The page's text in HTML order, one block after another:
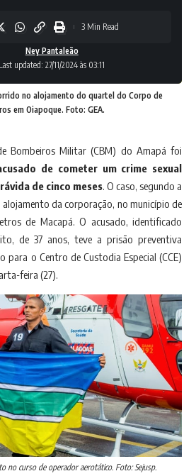
updated: 27/11/2024 às 03:11
Ney Pantaleão
3 Min Read
no alojamento do quartel do Corpo de
em Oiapoque. Foto: GEA.
Bombeiros Militar (CBM) do Amapá foi
de cometer um crime sexual
de cinco meses. O caso, segundo a
da corporação, no município de
de Macapá. O acusado, identificado
de 37 anos, teve a prisão preventiva
o Centro de Custodia Especial (CCE)
feira (27).
no curso de operador aerotático. Foto: Sejusp.